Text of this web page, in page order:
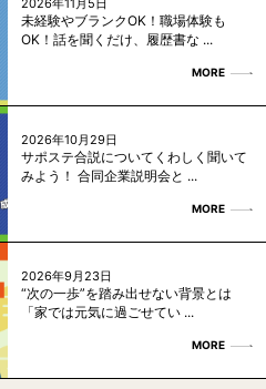
2026年11月5日
未経験やブランクOK！職場体験も
OK！話を聞くだけ、履歴書な ...
MORE
2026年10月29日
サポステ合説についてくわしく聞いて
みよう！ 合同企業説明会と ...
MORE
2026年9月23日
“次の一歩”を踏み出せない背景とは
「家では元気に過ごせてい ...
MORE